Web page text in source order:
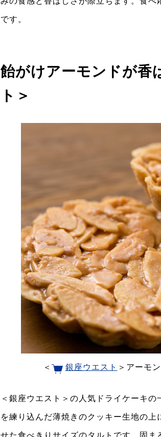
です。
飴がけアーモンドが香
ト＞
＜ 銀座ウエスト ＞アーモ
＜銀座ウエスト＞の人気ドライケーキ
を練り込んだ薄焼きのクッキー生地の
せた食べきりサイズのタルトです。固